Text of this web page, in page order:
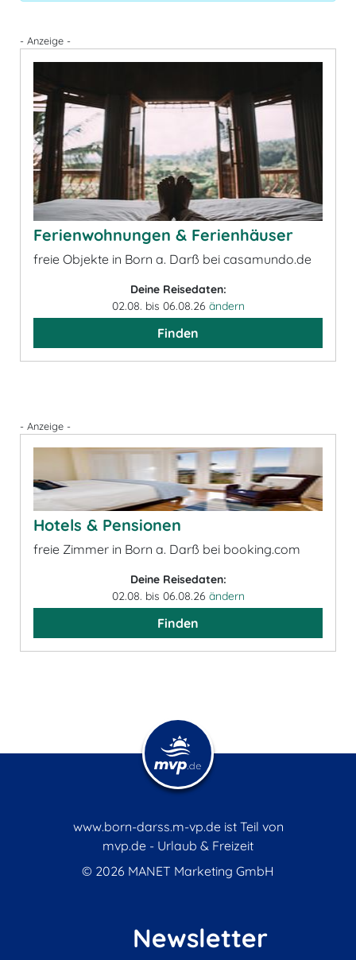
- Anzeige -
Ferienwohnungen & Ferienhäuser
freie Objekte in Born a. Darß bei casamundo.de
Deine Reisedaten:
02.08. bis 06.08.26 ändern
Finden
- Anzeige -
Hotels & Pensionen
freie Zimmer in Born a. Darß bei booking.com
Deine Reisedaten:
02.08. bis 06.08.26 ändern
Finden
www.born-darss.m-vp.de ist Teil von
mvp.de - Urlaub & Freizeit
© 2026 MANET Marketing GmbH
Newsletter